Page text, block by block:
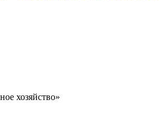
хозяйство»